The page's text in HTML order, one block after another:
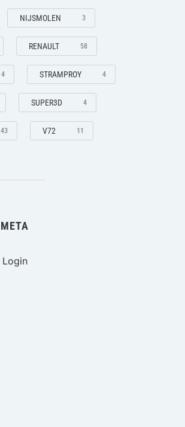
NIJSMOLEN 3
RENAULT 58
4 STRAMPROY 4
SUPER3D 4
43 V72 11
META
Login